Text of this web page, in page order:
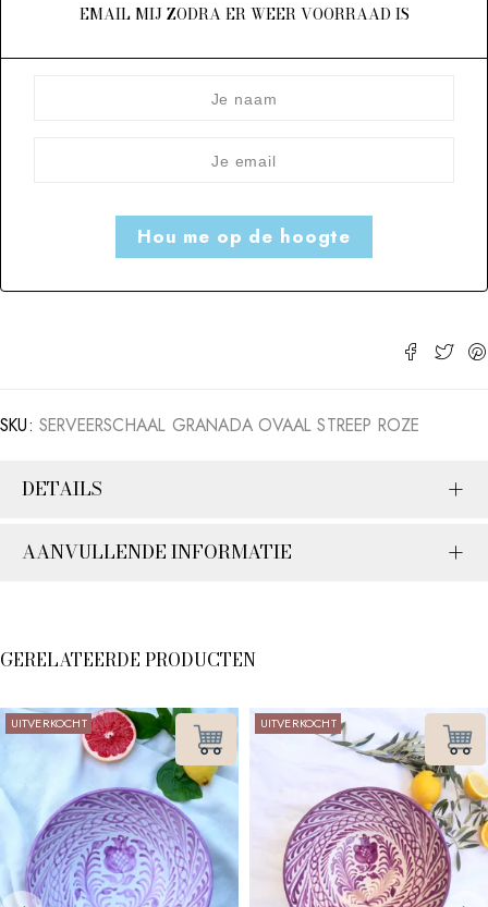
EMAIL MIJ ZODRA ER WEER VOORRAAD IS
SKU: SERVEERSCHAAL GRANADA OVAAL STREEP ROZE
DETAILS
AANVULLENDE INFORMATIE
GERELATEERDE PRODUCTEN
UITVERKOCHT UITVERKOCHT